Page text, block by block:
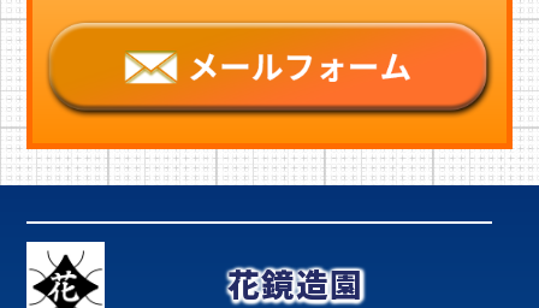
花鏡造園